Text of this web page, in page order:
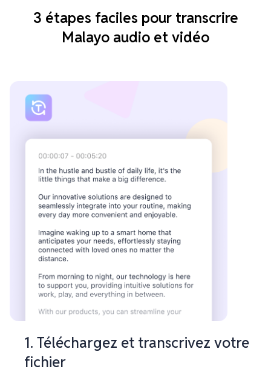
3 étapes faciles pour transcrire
Malayo audio et vidéo
1. Téléchargez et transcrivez votre
fichier